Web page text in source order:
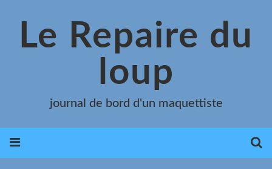
Le Repaire du
loup
journal de bord d'un maquettiste